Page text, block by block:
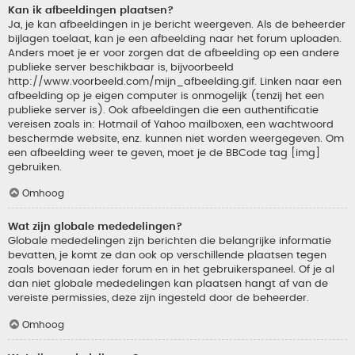
Kan ik afbeeldingen plaatsen?
Ja, je kan afbeeldingen in je bericht weergeven. Als de beheerder
bijlagen toelaat, kan je een afbeelding naar het forum uploaden.
Anders moet je er voor zorgen dat de afbeelding op een andere
publieke server beschikbaar is, bijvoorbeeld
http://www.voorbeeld.com/mijn_afbeelding.gif. Linken naar een
afbeelding op je eigen computer is onmogelijk (tenzij het een
publieke server is). Ook afbeeldingen die een authentificatie
vereisen zoals in: Hotmail of Yahoo mailboxen, een wachtwoord
beschermde website, enz. kunnen niet worden weergegeven. Om
een afbeelding weer te geven, moet je de BBCode tag [img]
gebruiken.
Omhoog
Wat zijn globale mededelingen?
Globale mededelingen zijn berichten die belangrijke informatie
bevatten, je komt ze dan ook op verschillende plaatsen tegen
zoals bovenaan ieder forum en in het gebruikerspaneel. Of je al
dan niet globale mededelingen kan plaatsen hangt af van de
vereiste permissies, deze zijn ingesteld door de beheerder.
Omhoog